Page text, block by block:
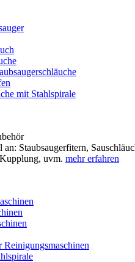
mit Stahlspirale
Staubsaugerfitern,
uvm. mehr erfahren
Reinigungsmaschinen